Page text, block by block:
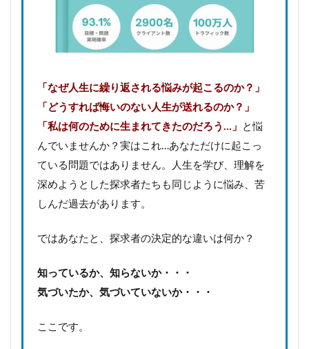
「なぜ人生に繰り返される悩みが起こるのか？」
「どうすれば悔いのない人生が送れるのか？」
「私は何のために生まれてきたのだろう…」 と悩
んでいませんか？実はこれ…あなただけに起こっ
ている問題ではありません。人生を学び、理解を
深めようとした探求者たちも同じように悩み、苦
しんだ過去があります。
ではあなたと、探求者の決定的な違いは何か？
知っているか、知らないか・・・
気づいたか、気づいていないか・・・
ここです。